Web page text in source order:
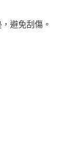
無須另外申請。
轉到大哥付的交易
，確認付款後即完
頁面所載為準。
，訂單將自動取
算日後寄送繳費提
直營門市／銀行轉
避免刮傷。